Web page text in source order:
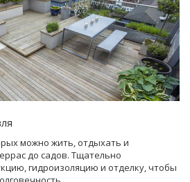
можно жить, отдыхать и
до садов. Тщательно
гидроизоляцию и отделку, чтобы